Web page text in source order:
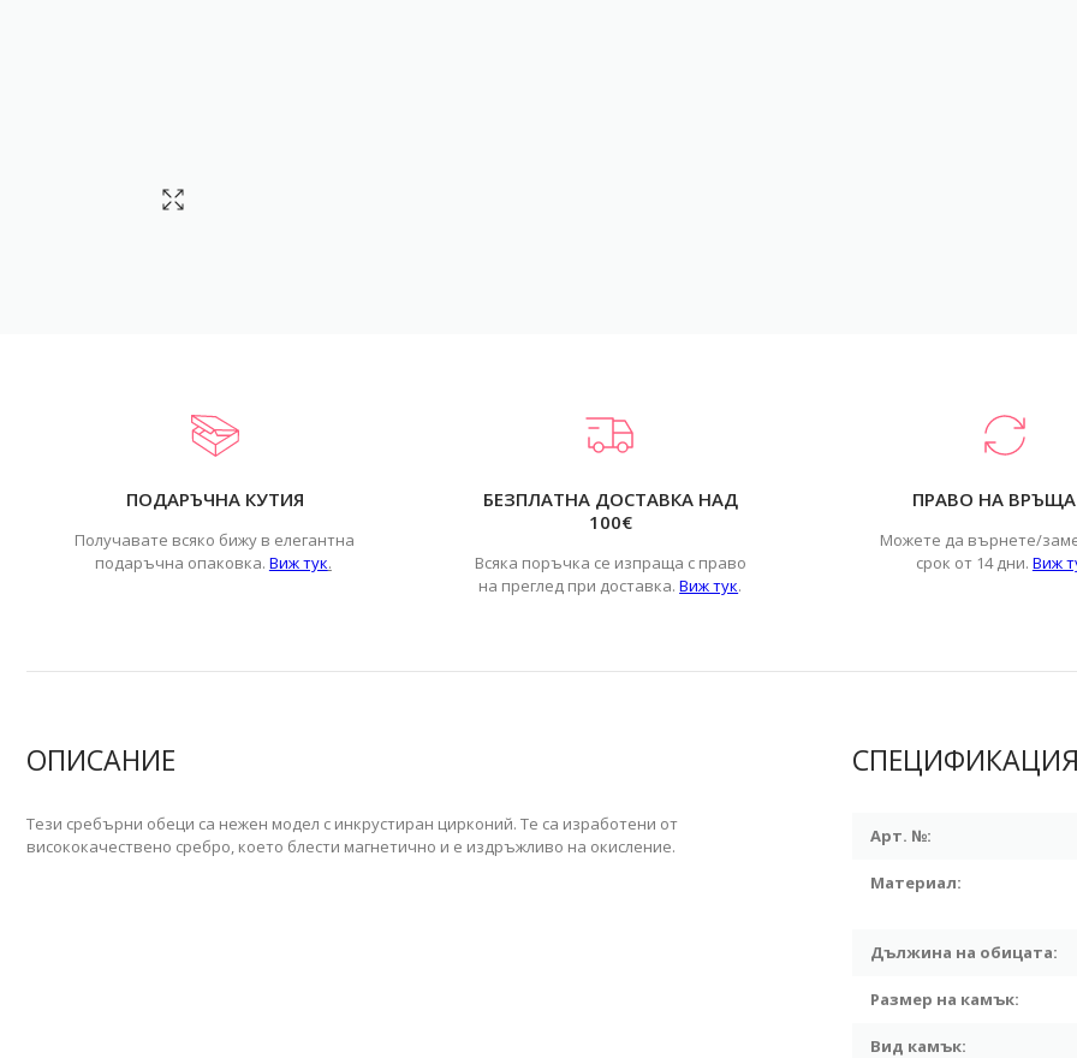
ПОДАРЪЧНА КУТИЯ
Получавате всяко бижу в елегантна
подаръчна опаковка. Виж тук.
БЕЗПЛАТНА ДОСТАВКА НАД
100€
Всяка поръчка се изпраща с право
на преглед при доставка.Виж тук.
ПРАВО НА
Можете да върнете/
срок от 14 дни. Виж
ОПИСАНИЕ
Тези сребърни обеци са нежен модел с инкрустиран цирконий. Те са изработени от
висококачествено сребро, което блести магнетично и е издръжливо на окисление.
Арт. №:
Материал:
Дължина на обицата:
Размер на камък:
Вид камък: